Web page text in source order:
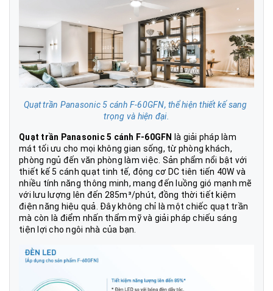
Quạt trần Panasonic 5 cánh F-60GFN, thể hiện thiết kế sang
trọng và hiện đại.
Quạt trần Panasonic 5 cánh F-60GFN
là giải pháp làm
mát tối ưu cho mọi không gian sống, từ phòng khách,
phòng ngủ đến văn phòng làm việc. Sản phẩm nổi bật với
thiết kế 5 cánh quạt tinh tế, động cơ DC tiên tiến 40W và
nhiều tính năng thông minh, mang đến luồng gió mạnh mẽ
với lưu lượng lên đến 285m³/phút, đồng thời tiết kiệm
điện năng hiệu quả. Đây không chỉ là một chiếc quạt trần
mà còn là điểm nhấn thẩm mỹ và giải pháp chiếu sáng
tiện lợi cho ngôi nhà của bạn.